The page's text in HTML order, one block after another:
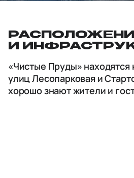
И
«Чистые Пруды» находятся
улиц Лесопарковая и
хорошо знают жители и